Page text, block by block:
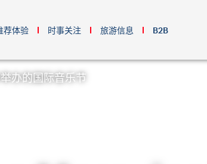
荐体验 时事关注 旅游信息 B2B
办的国际音乐节